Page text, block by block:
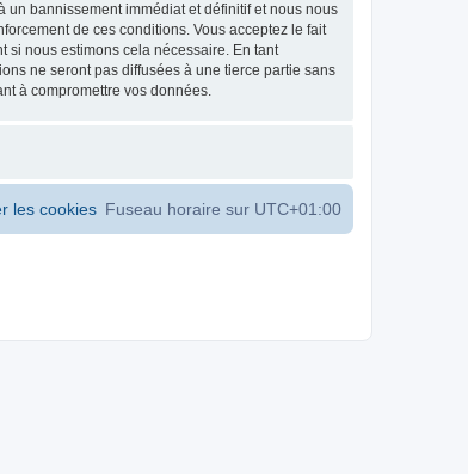
un bannissement immédiat et définitif et nous nous
de ces conditions. Vous acceptez le fait
si nous estimons cela nécessaire. En tant
ne seront pas diffusées à une tierce partie sans
à compromettre vos données.
Fuseau horaire sur UTC+01:00
les cookies